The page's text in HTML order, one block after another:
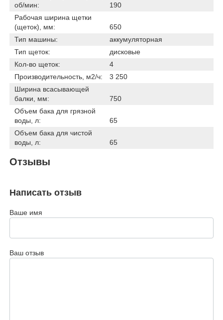
об/мин:
190
Рабочая ширина щетки
(щеток), мм:
650
Тип машины:
аккумуляторная
Тип щеток:
дисковые
Кол-во щеток:
4
Производительность, м2/ч:
3 250
Ширина всасывающей
балки, мм:
750
Объем бака для грязной
воды, л:
65
Объем бака для чистой
воды, л:
65
Отзывы
Написать отзыв
Ваше имя
Ваш отзыв